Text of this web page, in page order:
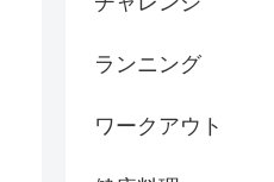
ランニング
ワークアウト